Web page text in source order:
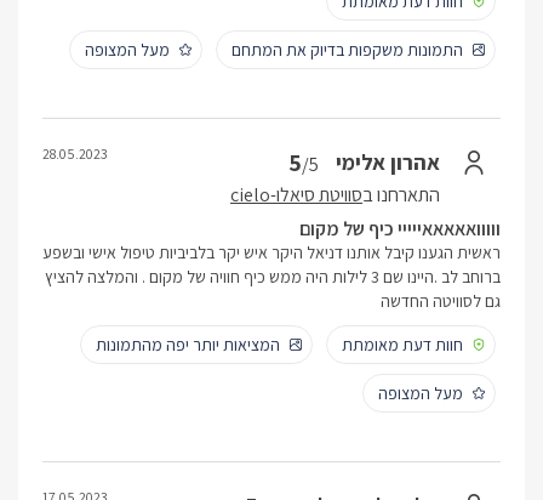
התמונות משקפות בדיוק את המתחם מעל המצופה
אהרון אלימי 5/5
התארחנו בסוויטת סיאלו-cielo
28.05.2023
ווווואאאאאייייי כיף של מקום
ראשית הגענו קיבל אותנו דניאל היקר איש יקר בלביביות טיפול אישי ובשפע
ברוחב לב .היינו שם 3 לילות היה ממש כיף חוויה של מקום . והמלצה להציץ
גם לסוויטה החדשה
חוות דעת מאומתת
המציאות יותר יפה מהתמונות
מעל המצופה